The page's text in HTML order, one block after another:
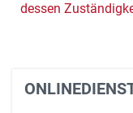
dessen